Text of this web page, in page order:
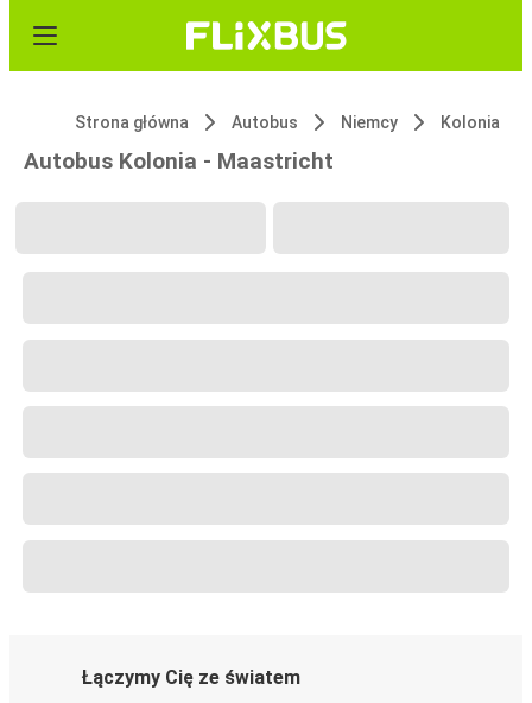
Strona główna Autobus Niemcy Kolonia
Autobus Kolonia - Maastricht
Łączymy Cię ze światem